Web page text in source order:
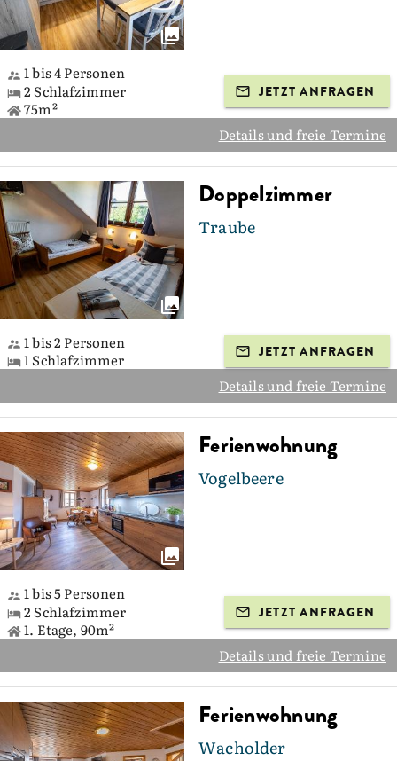
1 bis 4 Personen
2 Schlafzimmer
75m²
JETZT ANFRAGEN
Details und freie Termine
Doppelzimmer
Traube
1 bis 2 Personen
1 Schlafzimmer
JETZT ANFRAGEN
Details und freie Termine
Ferienwohnung
Vogelbeere
1 bis 5 Personen
2 Schlafzimmer
1. Etage, 90m²
JETZT ANFRAGEN
Details und freie Termine
Ferienwohnung
Wacholder